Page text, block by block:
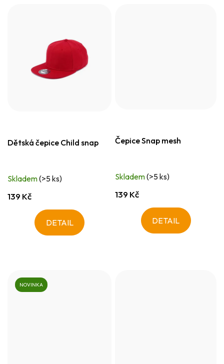
Dětská čepice Child snap
Skladem(>5 ks)
139 Kč
DETAIL
Čepice Snap mesh
Skladem(>5 ks)
139 Kč
DETAIL
NOVINKA